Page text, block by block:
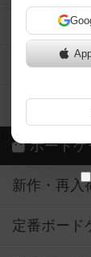
ボドとも
ボードゲ
ボドゲー
ボード
新作・再入
定番ボード